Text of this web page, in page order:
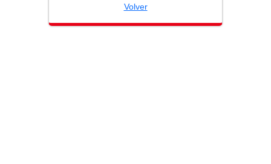
Volver